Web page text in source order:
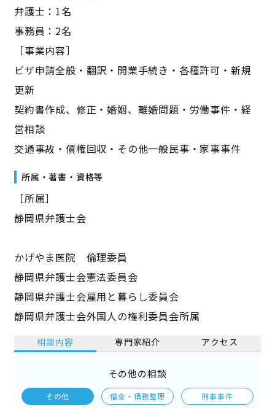
弁護士：1名
事務員：2名
［事業内容］
ビザ申請全般・翻訳・開業手続き・各種許可・新規
更新
契約書作成、修正・婚姻、離婚問題・労働事件・経
営相談
交通事故・債権回収・その他一般民事・家事事件
所属・著書・資格等
［所属］
静岡県弁護士会
かげやま医院 倫理委員
静岡県弁護士会憲法委員会
静岡県弁護士会雇用と暮らし委員会
静岡県弁護士会外国人の権利委員会所属
相談内容 専門家紹介 アクセス
その他の相談
その他 借金・債務整理 刑事事件